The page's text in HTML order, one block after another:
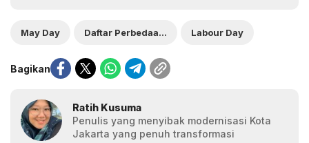
May Day Daftar Perbedaan May Day dan Labour Day Labour Day
Bagikan
Ratih Kusuma
Penulis yang menyibak modernisasi Kota
Jakarta yang penuh transformasi